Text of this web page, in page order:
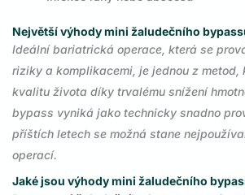
Největší výhody mini žaludečního
Ideální bariatrická operace, která se
riziky a komplikacemi, je jednou z metod,
kvalitu života díky trvalému snížení
bypass vyniká jako technicky snadno
příštích letech se možná stane
operací.
Jaké jsou výhody mini žaludečního